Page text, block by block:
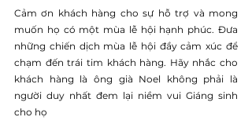
Cảm ơn khách hàng cho sự hỗ trợ và mong
muốn họ có một mùa lễ hội hạnh phúc. Đưa
những chiến dịch mùa lễ hội đầy cảm xúc để
chạm đến trái tim khách hàng. Hãy nhắc cho
khách hàng là ông già Noel không phải là
người duy nhất đem lại niềm vui Giáng sinh
cho họ